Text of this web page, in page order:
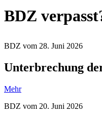
BDZ
BDZ vom 28. Juni 2026
Unterbrechung
Mehr
BDZ vom 20. Juni 2026